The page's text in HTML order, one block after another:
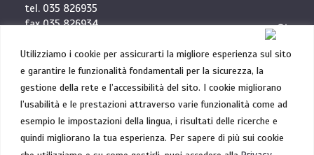
Utilizziamo i cookie per assicurarti la migliore esperienza sul sito
e garantire le funzionalità fondamentali per la sicurezza, la
gestione della rete e l’accessibilità del sito. I cookie migliorano
l’usabilità e le prestazioni attraverso varie funzionalità come ad
esempio le impostazioni della lingua, i risultati delle ricerche e
quindi migliorano la tua esperienza. Per sapere di più sui cookie
tel. 035 826935
fax 035 826934
Robotics Division:
Via G. Amendola, 1
31020 Villorba (TV)
tel. 0422 881554